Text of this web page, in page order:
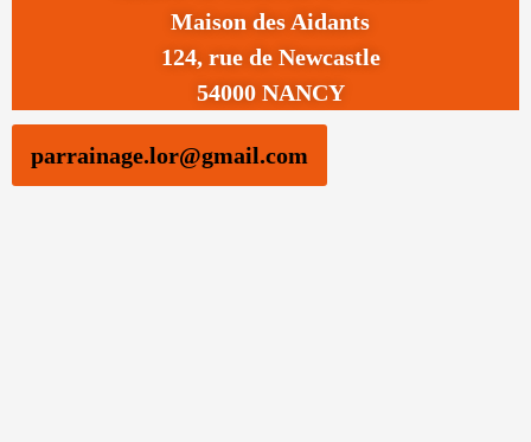
Maison des Aidants
124, rue de Newcastle
54000 NANCY
parrainage.lor@gmail.com